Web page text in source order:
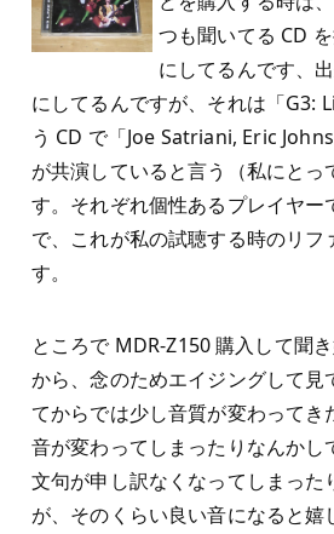
つも聞いてる CD
にしてるんです、
にしてるんですが、それは「G3:
う CD で「Joe Satriani, Eric
が共演していると言う（私にとっ
す。それぞれ個性あるプレイヤー
で、これが私の試聴する時のリフ
す。
ところで MDR-Z150 購入して聞
から、念のためエイジングして見
てからでは少し音質が変わってき
音が変わってしまったりなんかし
文句が申し訳なくなってしまった
が、そのくらい良い音になると嬉